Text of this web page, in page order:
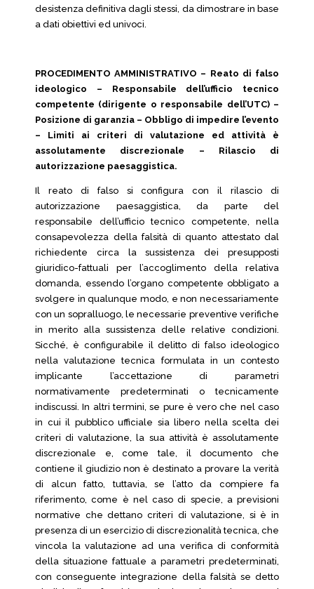
desistenza definitiva dagli stessi, da dimostrare in base
a dati obiettivi ed univoci.
PROCEDIMENTO AMMINISTRATIVO – Reato di falso
ideologico – Responsabile dell’ufficio tecnico
competente (dirigente o responsabile dell’UTC) –
Posizione di garanzia – Obbligo di impedire l’evento
– Limiti ai criteri di valutazione ed attività è
assolutamente discrezionale – Rilascio di
autorizzazione paesaggistica.
Il reato di falso si configura con il rilascio di
autorizzazione paesaggistica, da parte del
responsabile dell’ufficio tecnico competente, nella
consapevolezza della falsità di quanto attestato dal
richiedente circa la sussistenza dei presupposti
giuridico-fattuali per l’accoglimento della relativa
domanda, essendo l’organo competente obbligato a
svolgere in qualunque modo, e non necessariamente
con un sopralluogo, le necessarie preventive verifiche
in merito alla sussistenza delle relative condizioni.
Sicché, è configurabile il delitto di falso ideologico
nella valutazione tecnica formulata in un contesto
implicante l’accettazione di parametri
normativamente predeterminati o tecnicamente
indiscussi. In altri termini, se pure è vero che nel caso
in cui il pubblico ufficiale sia libero nella scelta dei
criteri di valutazione, la sua attività è assolutamente
discrezionale e, come tale, il documento che
contiene il giudizio non è destinato a provare la verità
di alcun fatto, tuttavia, se l’atto da compiere fa
riferimento, come è nel caso di specie, a previsioni
normative che dettano criteri di valutazione, si è in
presenza di un esercizio di discrezionalità tecnica, che
vincola la valutazione ad una verifica di conformità
della situazione fattuale a parametri predeterminati,
con conseguente integrazione della falsità se detto